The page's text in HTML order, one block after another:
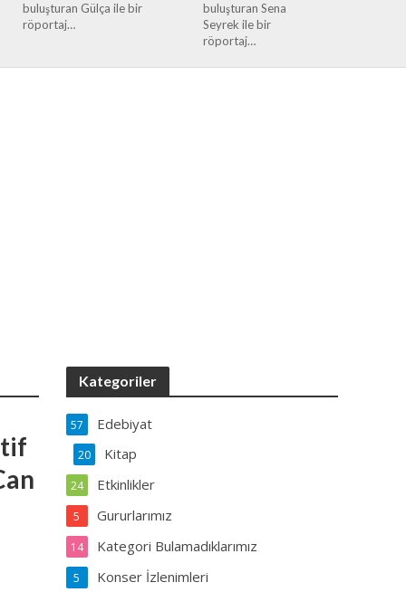
buluşturan Gülça ile bir
röportaj…
buluşturan Sena
Seyrek ile bir
röportaj…
Kategoriler
Edebiyat
57
Kitap
20
Etkinlikler
24
Gururlarımız
5
Kategori Bulamadıklarımız
14
Konser İzlenimleri
5